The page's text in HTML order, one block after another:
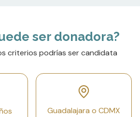
ser donadora?
criterios podrías ser candidata
Guadalajara o CDMX